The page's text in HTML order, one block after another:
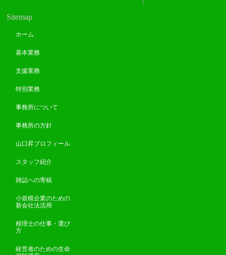
Sitemap
ホーム
基本業務
支援業務
特別業務
事務所について
事務所の方針
山口昇プロフィール
スタッフ紹介
雑誌への寄稿
小規模企業のための
新会社法活用
税理士の仕事・選び
方
経営者のための生命